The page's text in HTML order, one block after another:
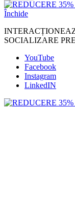
Închide
SOCIALIZARE
YouTube
Facebook
Instagram
LinkedIN